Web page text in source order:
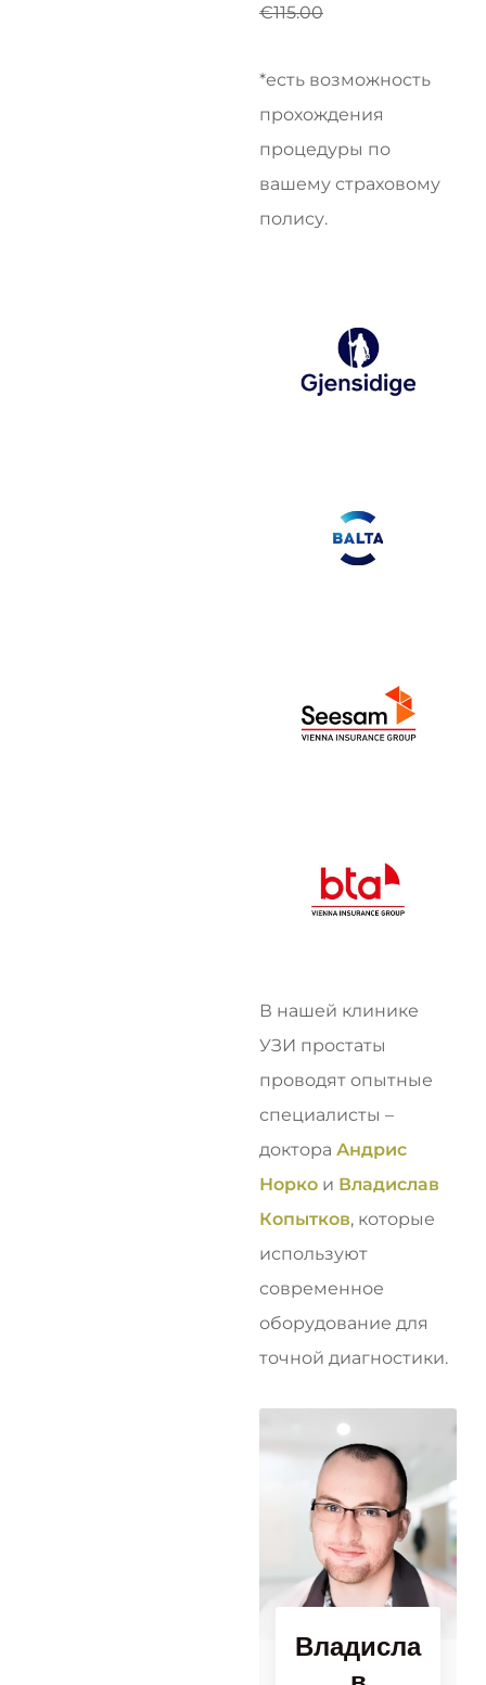
€115.00
*есть возможность
прохождения
процедуры по
вашему страховому
полису.
В нашей клинике
УЗИ простаты
проводят опытные
специалисты –
доктора Андрис
Норко и Владислав
Копытков, которые
используют
современное
оборудование для
точной диагностики.
Владисла